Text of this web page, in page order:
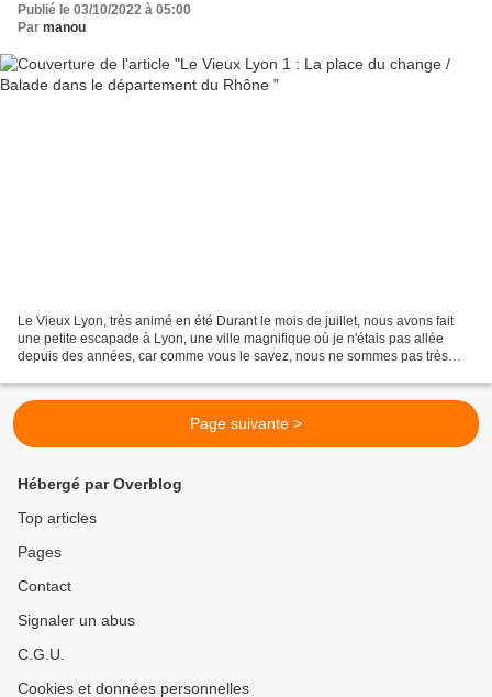
Publié le 03/10/2022 à 05:00
Par manou
Le Vieux Lyon, très animé en été Durant le mois de juillet, nous avons fait
une petite escapade à Lyon, une ville magnifique où je n'étais pas allée
depuis des années, car comme vous le savez, nous ne sommes pas très
Page suivante >
Hébergé par Overblog
Top articles
Pages
Contact
Signaler un abus
C.G.U.
Cookies et données personnelles